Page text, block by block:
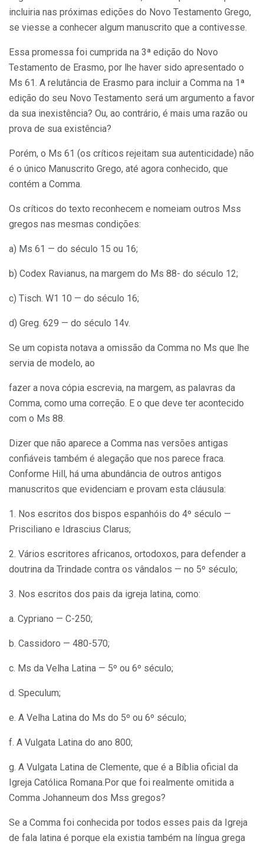
incluiria nas próximas edições do Novo Testamento Grego,
se viesse a conhecer algum manuscrito que a contivesse.
Essa promessa foi cumprida na 3ª edição do Novo
Testamento de Erasmo, por lhe haver sido apresentado o
Ms 61. A relutância de Erasmo para incluir a Comma na 1ª
edição do seu Novo Testamento será um argumento a favor
da sua inexistência? Ou, ao contrário, é mais uma razão ou
prova de sua existência?
Porém, o Ms 61 (os críticos rejeitam sua autenticidade) não
é o único Manuscrito Grego, até agora conhecido, que
contém a Comma.
Os críticos do texto reconhecem e nomeiam outros Mss
gregos nas mesmas condições:
a) Ms 61 — do século 15 ou 16;
b) Codex Ravianus, na margem do Ms 88- do século 12;
c) Tisch. W1 10 — do século 16;
d) Greg. 629 — do século 14v.
Se um copista notava a omissão da Comma no Ms que lhe
servia de modelo, ao
fazer a nova cópia escrevia, na margem, as palavras da
Comma, como uma correção. E o que deve ter acontecido
com o Ms 88.
Dizer que não aparece a Comma nas versões antigas
confiáveis também é alegação que nos parece fraca.
Conforme Hill, há uma abundância de outros antigos
manuscritos que evidenciam e provam esta cláusula:
1. Nos escritos dos bispos espanhóis do 4º século —
Prisciliano e Idrascius Clarus;
2. Vários escritores africanos, ortodoxos, para defender a
doutrina da Trindade contra os vândalos — no 5º século;
3. Nos escritos dos pais da igreja latina, como:
a. Cypriano — C-250;
b. Cassidoro — 480-570;
c. Ms da Velha Latina — 5º ou 6º século;
d. Speculum;
e. A Velha Latina do Ms do 5º ou 6º século;
f. A Vulgata Latina do ano 800;
g. A Vulgata Latina de Clemente, que é a Bíblia oficial da
Igreja Católica Romana.Por que foi realmente omitida a
Comma Johanneum dos Mss gregos?
Se a Comma foi conhecida por todos esses pais da Igreja
de fala latina é porque ela existia também na língua grega